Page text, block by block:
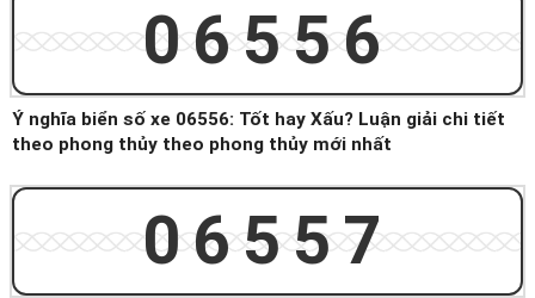
06556
Ý nghĩa biển số xe 06556: Tốt hay Xấu? Luận giải chi tiết
theo phong thủy theo phong thủy mới nhất
06557